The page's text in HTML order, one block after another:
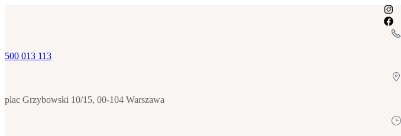
500 013 113
plac Grzybowski 10/15, 00-104 Warszawa